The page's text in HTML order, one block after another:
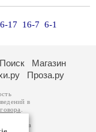
17 16-7 6-1
Поиск
Магазин
Проза.ру
в
возможна